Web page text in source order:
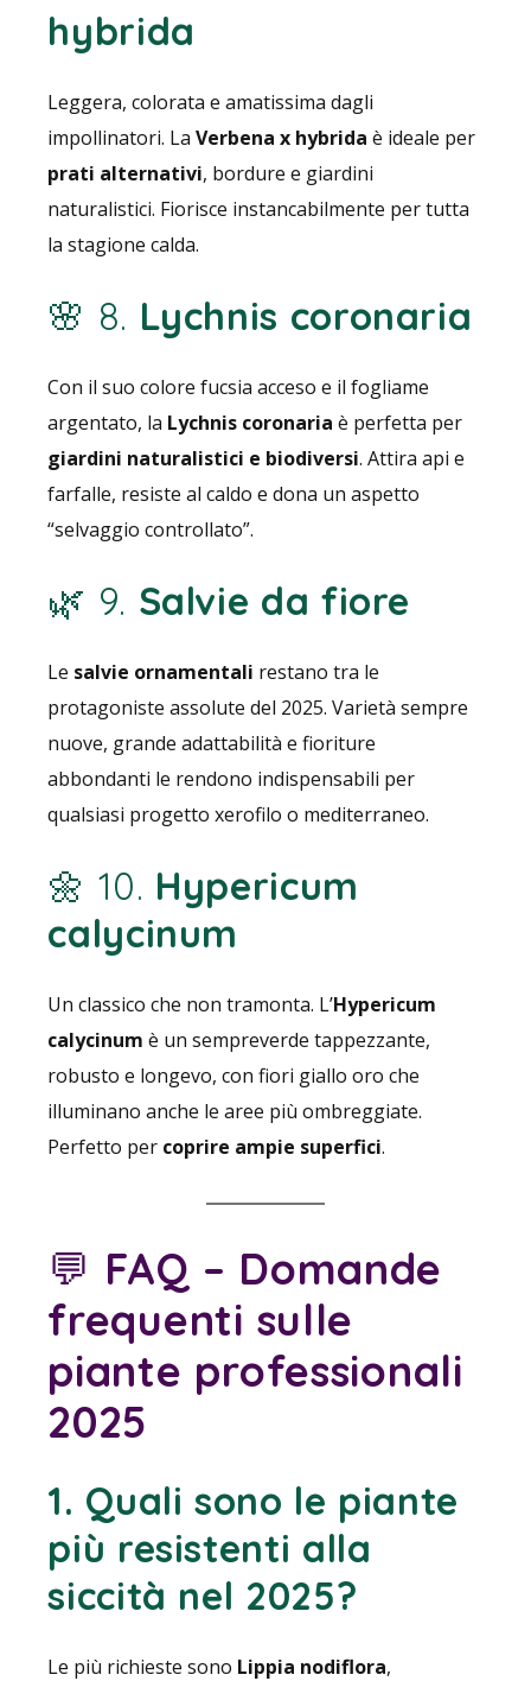
hybrida
Leggera, colorata e amatissima dagli
impollinatori. LaVerbena x hybrida è ideale per
prati alternativi, bordure e giardini
naturalistici. Fiorisce instancabilmente per tutta
la stagione calda.
🌸 8. Lychnis coronaria
Con il suo colore fucsia acceso e il fogliame
argentato, la Lychnis coronaria è perfetta per
giardini naturalistici e biodiversi. Attira api e
farfalle, resiste al caldo e dona un aspetto
“selvaggio controllato”.
🌿 9. Salvie da fiore
Le salvie ornamentali restano tra le
protagoniste assolute del 2025. Varietà sempre
nuove, grande adattabilità e fioriture
abbondanti le rendono indispensabili per
qualsiasi progetto xerofilo o mediterraneo.
🌼 10. Hypericum
calycinum
Un classico che non tramonta. L’Hypericum
calycinum è un sempreverde tappezzante,
robusto e longevo, con fiori giallo oro che
illuminano anche le aree più ombreggiate.
Perfetto per coprire ampie superfici.
💬 FAQ – Domande
frequenti sulle
piante professionali
2025
1. Quali sono le piante
più resistenti alla
siccità nel 2025?
Le più richieste sono Lippia nodiflora,